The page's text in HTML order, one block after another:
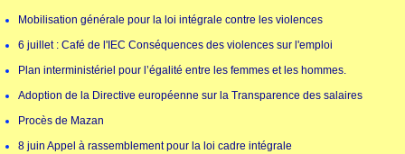
Mobilisation générale pour la loi intégrale contre les violences
6 juillet : Café de l'IEC Conséquences des violences sur l'emploi
Plan interministériel pour l’égalité entre les femmes et les hommes.
Adoption de la Directive européenne sur la Transparence des salaires
Procès de Mazan
8 juin Appel à rassemblement pour la loi cadre intégrale